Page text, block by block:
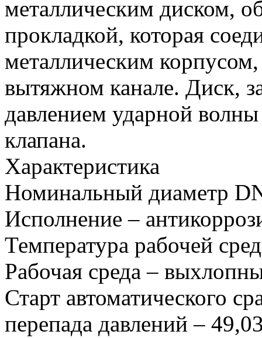
металлическим диском,
прокладкой, которая
металлическим
вытяжном канале. Диск,
давлением ударной
клапана.
Характеристика
Номинальный диаметр
Исполнение –
Температура рабочей
Рабочая среда –
Старт автоматического
перепада давлений –